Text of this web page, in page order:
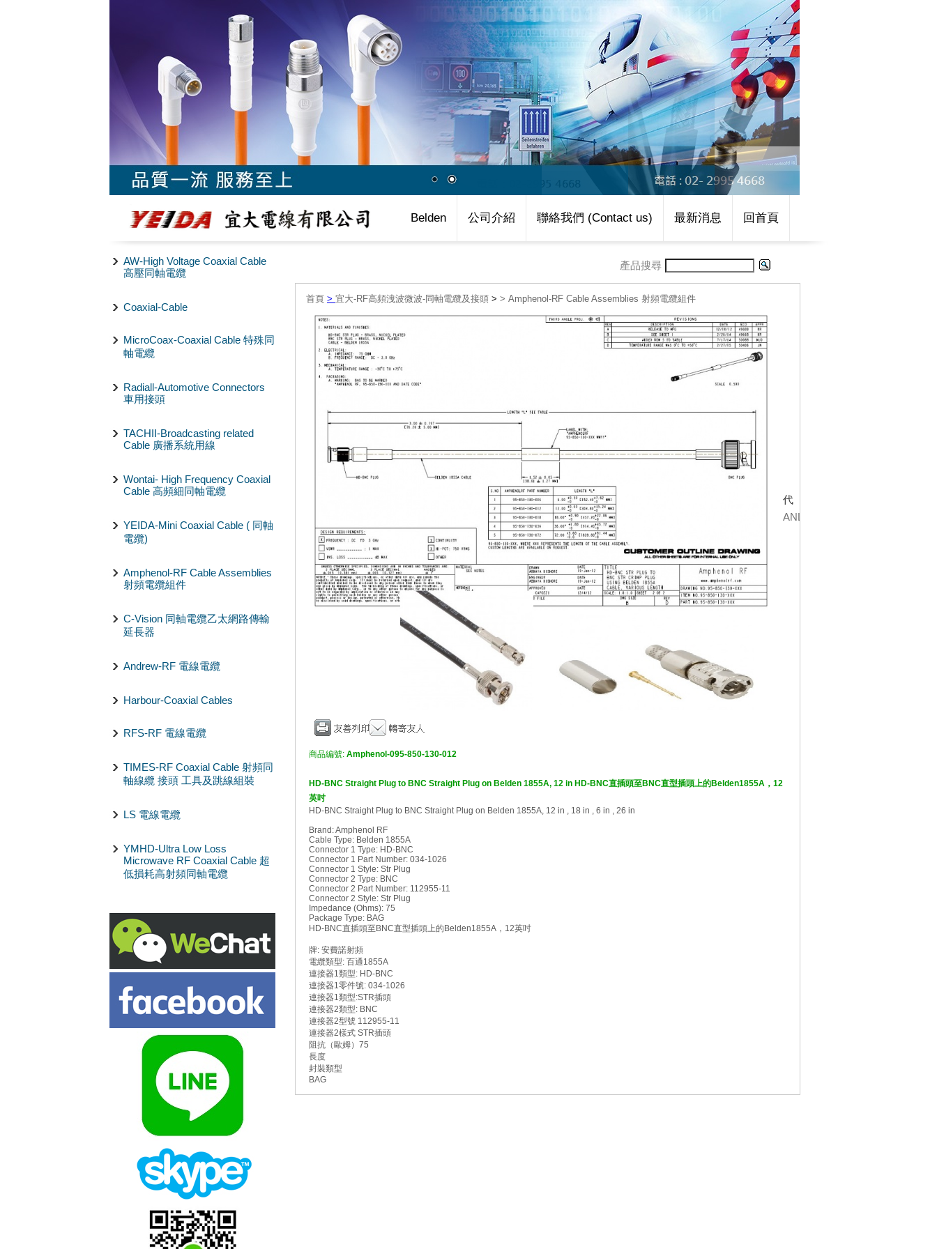
Belden 公司介紹 聯絡我們 (Contact us) 最新消息 回首頁
AW-High Voltage Coaxial Cable
高壓同軸電纜
Coaxial-Cable
MicroCoax-Coaxial Cable 特殊同
軸電纜
Radiall-Automotive Connectors
車用接頭
TACHII-Broadcasting related
Cable 廣播系統用線
Wontai- High Frequency Coaxial
Cable 高頻細同軸電纜
YEIDA-Mini Coaxial Cable ( 同軸
電纜)
Amphenol-RF Cable Assemblies
射頻電纜組件
C-Vision 同軸電纜乙太網路傳輸
延長器
Andrew-RF 電線電纜
Harbour-Coaxial Cables
RFS-RF 電線電纜
TIMES-RF Coaxial Cable 射頻同
軸線纜 接頭 工具及跳線組裝
LS 電線電纜
YMHD-Ultra Low Loss
Microwave RF Coaxial Cable 超
低損耗高射頻同軸電纜
產品搜尋
首頁 > 宜大-RF高頻洩波微波-同軸電纜及接頭 > > Amphenol-RF Cable Assemblies 射頻電纜組件
代碼
ANL-095-850-130-012
商品編號: Amphenol-095-850-130-012
HD-BNC Straight Plug to BNC Straight Plug on Belden 1855A, 12 in HD-BNC直插頭至BNC直型插頭上的Belden1855A，12
英吋
HD-BNC Straight Plug to BNC Straight Plug on Belden 1855A, 12 in , 18 in , 6 in , 26 in
Brand: Amphenol RF
Cable Type: Belden 1855A
Connector 1 Type: HD-BNC
Connector 1 Part Number: 034-1026
Connector 1 Style: Str Plug
Connector 2 Type: BNC
Connector 2 Part Number: 112955-11
Connector 2 Style: Str Plug
Impedance (Ohms): 75
Package Type: BAG
HD-BNC直插頭至BNC直型插頭上的Belden1855A，12英吋
牌: 安費諾射頻
電纜類型: 百通1855A
連接器1類型: HD-BNC
連接器1零件號: 034-1026
連接器1類型:STR插頭
連接器2類型: BNC
連接器2型號 112955-11
連接器2樣式 STR插頭
阻抗（歐姆）75
長度
封裝類型
BAG